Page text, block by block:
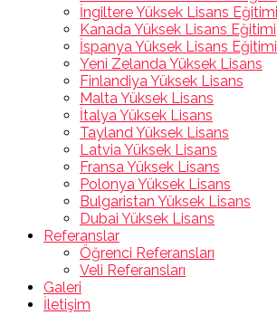
İngiltere Yüksek Lisans Eğitimi
Kanada Yüksek Lisans Eğitimi
İspanya Yüksek Lisans Eğitimi
Yeni Zelanda Yüksek Lisans
Finlandiya Yüksek Lisans
Malta Yüksek Lisans
İtalya Yüksek Lisans
Tayland Yüksek Lisans
Latvia Yüksek Lisans
Fransa Yüksek Lisans
Polonya Yüksek Lisans
Bulgaristan Yüksek Lisans
Dubai Yüksek Lisans
Referanslar
Öğrenci Referansları
Veli Referansları
Galeri
İletişim